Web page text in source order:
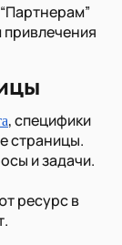
, специфики
страницы.
и задачи.
ресурс в